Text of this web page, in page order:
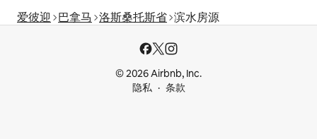
爱彼迎 巴拿马 洛斯桑托斯省 滨水房源
© 2026 Airbnb, Inc.
隐私
条款